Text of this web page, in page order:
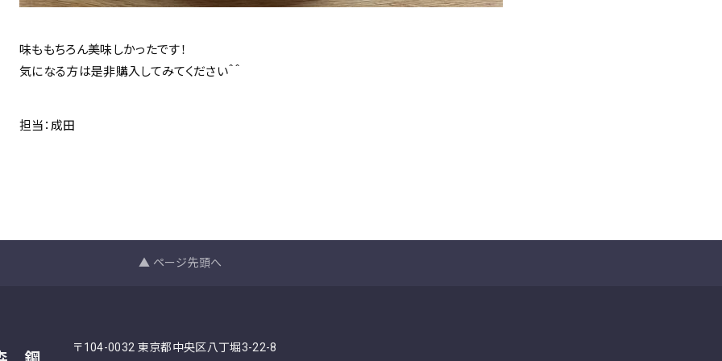
味ももちろん美味しかったです！
気になる方は是非購入してみてください＾＾
担当：成田
▲ ページ先頭へ
〒104-0032 東京都中央区八丁堀3-22-8